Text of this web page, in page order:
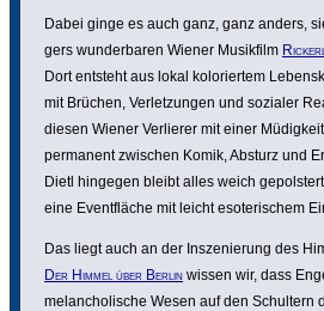
Dabei ginge es auch ganz, ganz anders,
gers wunder­baren Wiener Musikfilm
Dort entsteht aus lokal kolo­riertem
mit Brüchen, Verlet­zungen und sozialer
diesen Wiener Verlierer mit einer
permanent zwischen Komik, Absturz und
Dietl hingegen bleibt alles weich
eine Event­fläche mit leicht esote­ri­schem
Das liegt auch an der Insze­nie­rung des
Der Himmel über Berlin wissen wir, dass
melan­cho­li­sche Wesen auf den